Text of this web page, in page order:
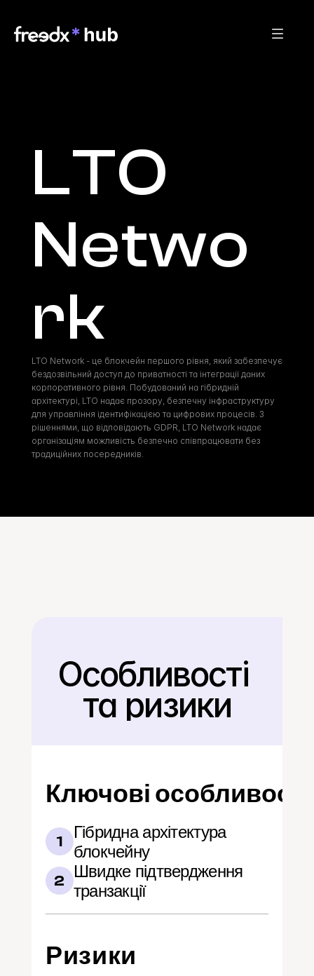
LTO
Netwo
rk
LTO Network - це блокчейн першого рівня, який забезпечує
бездозвільний доступ до приватності та інтеграції даних
корпоративного рівня. Побудований на гібридній
архітектурі, LTO надає прозору, безпечну інфраструктуру
для управління ідентифікацією та цифрових процесів. З
рішеннями, що відповідають GDPR, LTO Network надає
організаціям можливість безпечно співпрацювати без
традиційних посередників.
Назад
Особливості
та ризики
Ключові особливості
1
Гібридна архітектура
блокчейну
2
Швидке підтвердження
транзакції
Ризики